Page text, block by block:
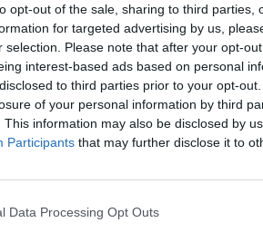
opt-out of the sale, sharing to third parties,
for targeted advertising by us,
selection. Please note that after your opt-
interest-based ads based on personal
to third parties prior to your opt-
of your personal information by third
This information may also be disclosed by
Participants that may further disclose it to
Data Processing Opt Outs
mert számos
a magyar történelem
ÚJJÁÉPÍTÉS